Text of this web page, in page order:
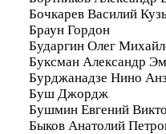
Бочкарев Василий
Браун Гордон
Бударгин Олег
Буксман Александр
Бурджанадзе Нино
Буш Джордж
Бушмин Евгений
Быков Анатолий